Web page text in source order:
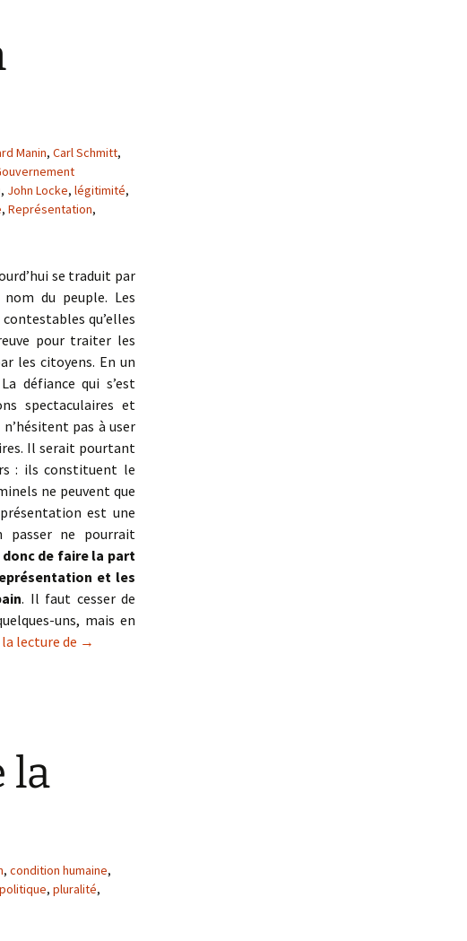
Manin, Carl Schmitt,
, John Locke, légitimité,
, Représentation,
se traduit par
du peuple. Les
qu’elles
pour traiter les
les citoyens. En un
défiance qui s’est
spectaculaires et
pas à user
Il serait pourtant
: ils constituent le
ne peuvent que
est une
passer ne pourrait
donc de faire la part
et les
. Il faut cesser de
uns, mais en
lecture de La représentation en question
→
la
, condition humaine,
, pluralité,